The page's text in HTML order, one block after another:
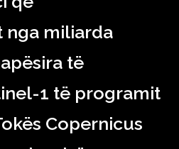
miliarda
të
1 të programit
Copernicus